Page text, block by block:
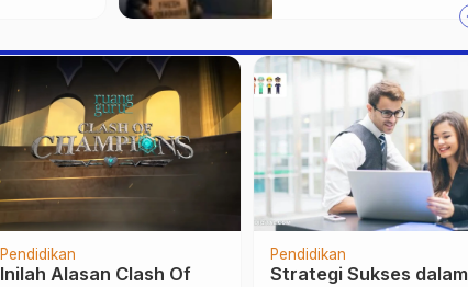
Berita
Mengamuk di Kebun, Pria
Berita Pendidikan
Mahasiswi UBSI Wakili